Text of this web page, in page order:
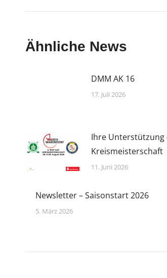
Ähnliche News
DMM AK 16
17. Juli 2026
Ihre Unterstützung
Kreismeisterschaft
11. Juni 2026
Newsletter – Saisonstart 2026
5. März 2026